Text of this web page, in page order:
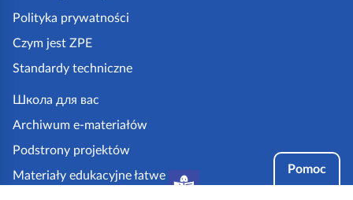
Pomoc
.
Polityka prywatności
Czym jest ZPE
Standardy techniczne
Школа для вас
Archiwum e-materiałów
Podstrony projektów
Materiały edukacyjne łatwe